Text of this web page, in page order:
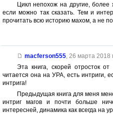
Цикл непохож на другие,
если можно так сказать. Тем и
прочитать всю историю махом, а не по
macferson555, 26 марта 2018
Эта книга, скорей отросток
читается она на УРА, есть интриги,
интрига!
Предыдущая книга для меня
интриг магов и почти больше
интересней, динамика как всегда на